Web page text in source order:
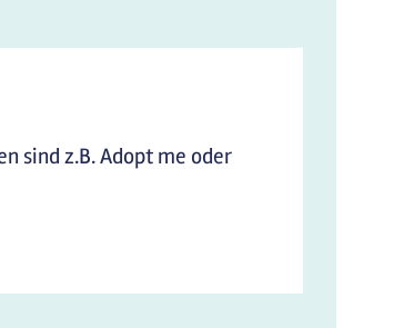
sind z.B. Adopt me oder